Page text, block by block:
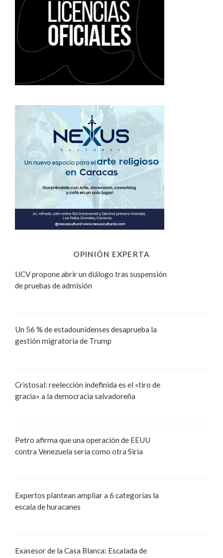
OPINIÓN EXPERTA
UCV propone abrir un diálogo tras suspensión
de pruebas de admisión
Un 56 % de estadounidenses desaprueba la
gestión migratoria de Trump
Cristosal: reelección indefinida es el «tiro de
gracia» a la democracia salvadoreña
Petro afirma que una operación de EEUU
contra Venezuela sería como otra Siria
Expertos plantean ampliar a 6 categorías la
escala de huracanes
Exasesor de la Casa Blanca: Escalada de